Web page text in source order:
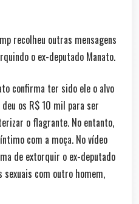
recolheu outras mensagens
o ex-deputado Manato.
confirma ter sido ele o alvo
os R$ 10 mil para ser
o flagrante. No entanto,
com a moça. No vídeo
de extorquir o ex-deputado
sexuais com outro homem,